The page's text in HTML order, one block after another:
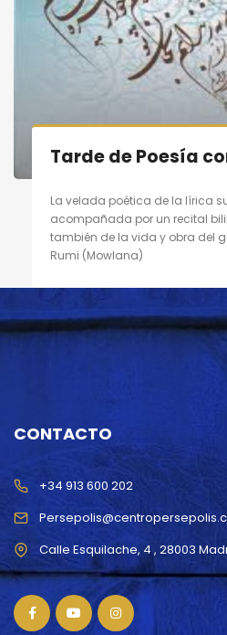
La velada poética de la lírica
acompañada por un recital
también de la vida y obra del
Rumi (Mowlana)
CONTACTO
+34 913 600 202